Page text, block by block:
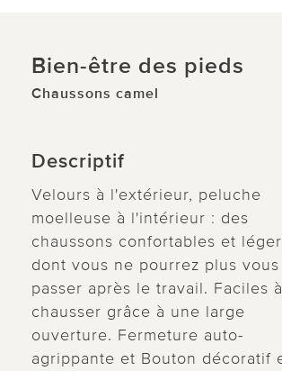
Bien-être des pieds
Chaussons camel
Descriptif
Velours à l'extérieur, peluche
moelleuse à l'intérieur : des
chaussons confortables et
dont vous ne pourrez plus vous
passer après le travail. Faciles à
chausser grâce à une large
ouverture. Fermeture auto-
agrippante et Bouton décoratif